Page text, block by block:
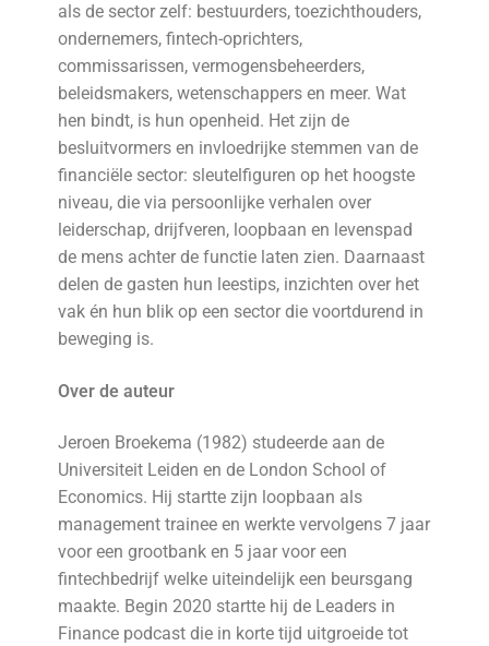
als de sector zelf: bestuurders, toezichthouders,
ondernemers, fintech-oprichters,
commissarissen, vermogensbeheerders,
beleidsmakers, wetenschappers en meer. Wat
hen bindt, is hun openheid. Het zijn de
besluitvormers en invloedrijke stemmen van de
financiële sector: sleutelfiguren op het hoogste
niveau, die via persoonlijke verhalen over
leiderschap, drijfveren, loopbaan en levenspad
de mens achter de functie laten zien. Daarnaast
delen de gasten hun leestips, inzichten over het
vak én hun blik op een sector die voortdurend in
beweging is.
Over de auteur
Jeroen Broekema (1982) studeerde aan de
Universiteit Leiden en de London School of
Economics. Hij startte zijn loopbaan als
management trainee en werkte vervolgens 7 jaar
voor een grootbank en 5 jaar voor een
fintechbedrijf welke uiteindelijk een beursgang
maakte. Begin 2020 startte hij de Leaders in
Finance podcast die in korte tijd uitgroeide tot